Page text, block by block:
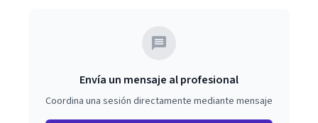
Envía un mensaje al profesional
Coordina una sesión directamente mediante mensaje